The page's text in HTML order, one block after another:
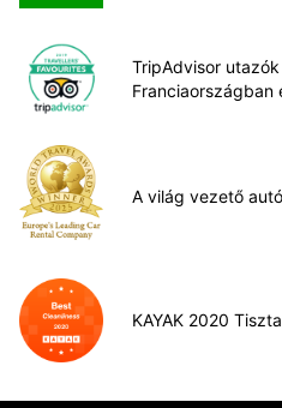
TripAdvisor
Franciaországban
A világ vezető
KAYAK 2020